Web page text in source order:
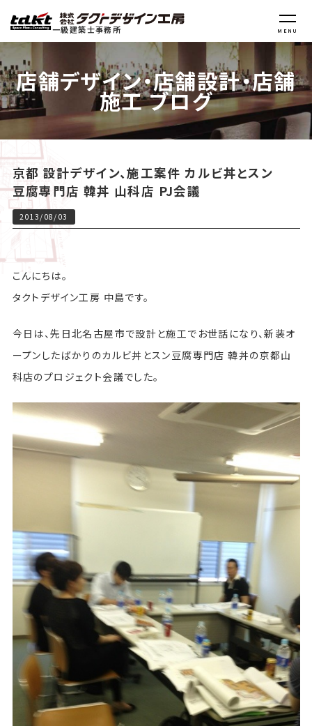
一級建築士事務所 MENU
店舗デザイン・店舗設計・店舗
施工 ブログ
京都 設計デザイン、施工案件 カルビ丼とスン
豆腐専門店 韓丼 山科店 PJ会議
2013/08/03
こんにちは。
タクトデザイン工房 中島です。
今日は、先日北名古屋市で設計と施工でお世話になり、新装オ
ープンしたばかりのカルビ丼とスン豆腐専門店 韓丼の京都山
科店のプロジェクト会議でした。